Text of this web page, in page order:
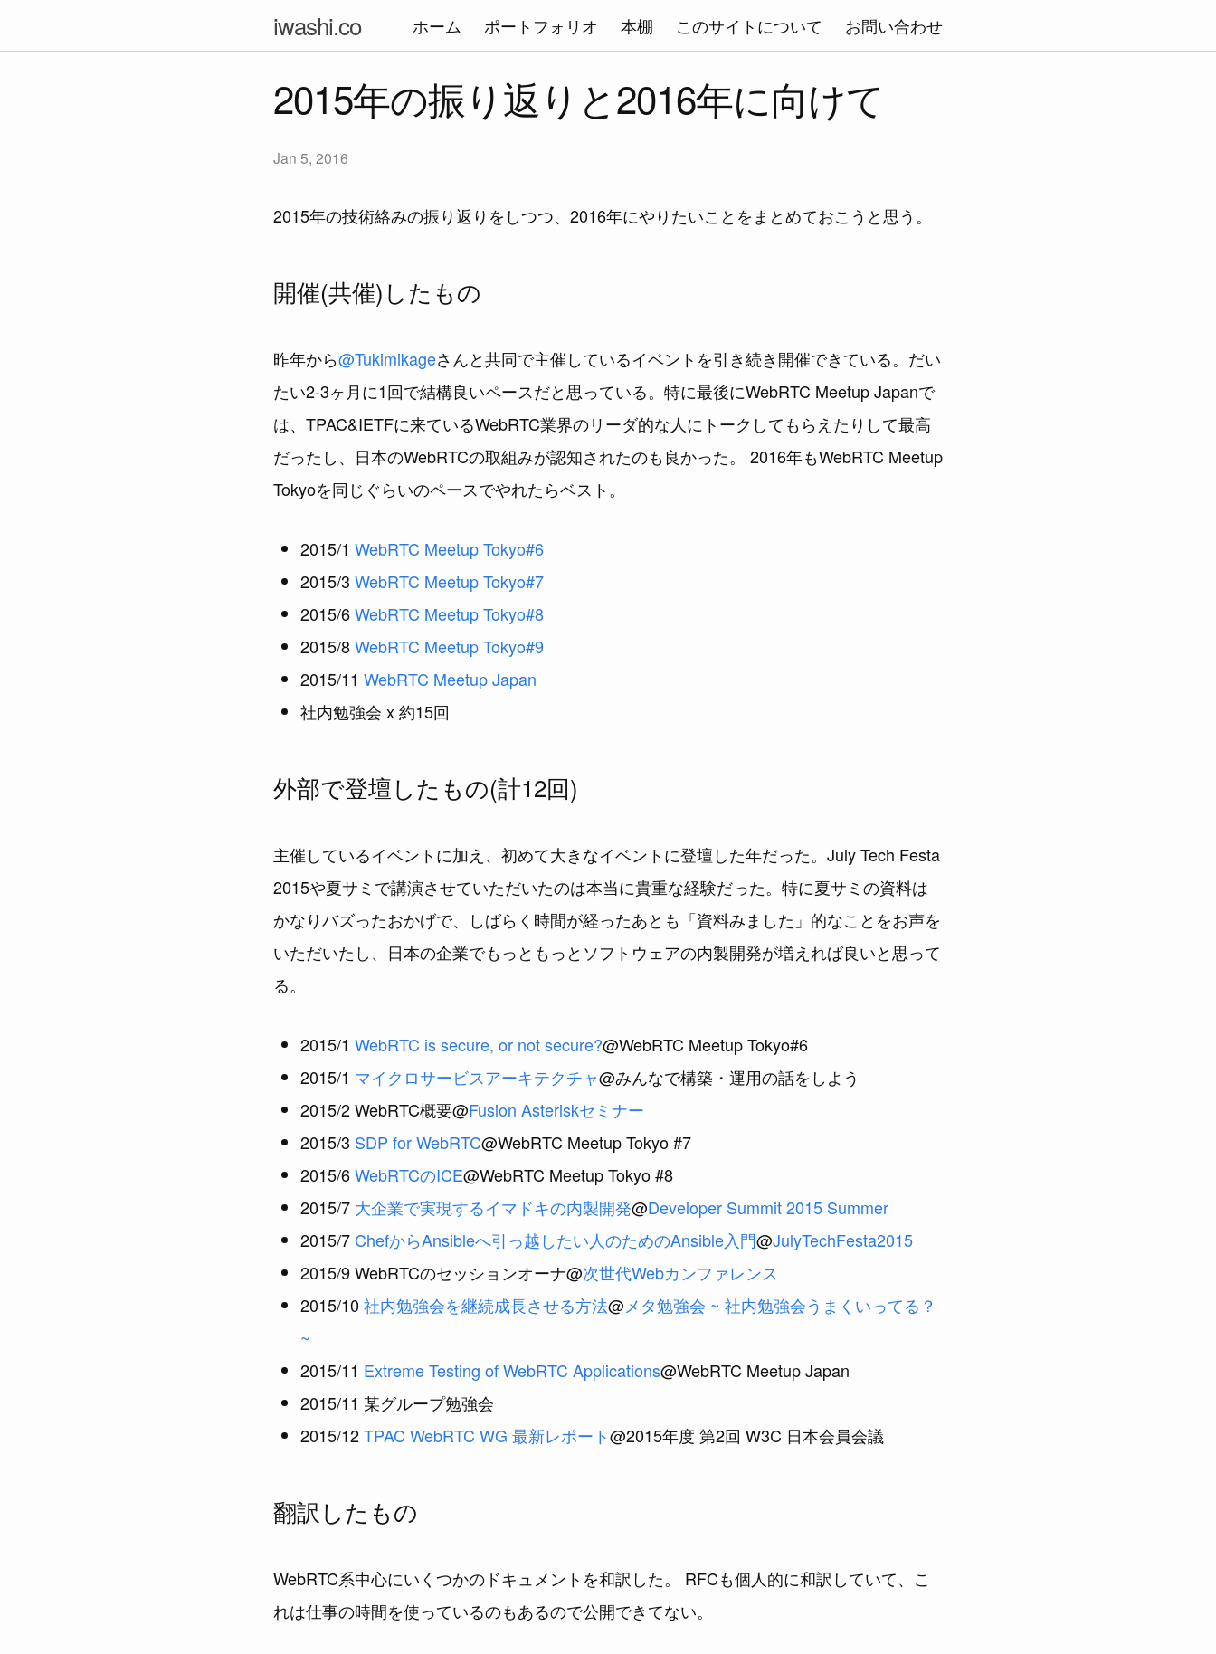
iwashi.co ホーム ポートフォリオ 本棚 このサイトについて お問い合わせ
2015年の振り返りと2016年に向けて
Jan 5, 2016
2015年の技術絡みの振り返りをしつつ、2016年にやりたいことをまとめておこうと思う。
開催(共催)したもの
昨年から@Tukimikageさんと共同で主催しているイベントを引き続き開催できている。だい
たい2-3ヶ月に1回で結構良いペースだと思っている。特に最後にWebRTC Meetup Japanで
は、TPAC&IETFに来ているWebRTC業界のリーダ的な人にトークしてもらえたりして最高
だったし、日本のWebRTCの取組みが認知されたのも良かった。 2016年もWebRTC Meetup
Tokyoを同じぐらいのペースでやれたらベスト。
2015/1 WebRTC Meetup Tokyo#6
2015/3 WebRTC Meetup Tokyo#7
2015/6WebRTC Meetup Tokyo#8
2015/8WebRTC Meetup Tokyo#9
2015/11 WebRTC Meetup Japan
社内勉強会 x 約15回
外部で登壇したもの(計12回)
主催しているイベントに加え、初めて大きなイベントに登壇した年だった。July Tech Festa
2015や夏サミで講演させていただいたのは本当に貴重な経験だった。特に夏サミの資料は
かなりバズったおかげで、しばらく時間が経ったあとも「資料みました」的なことをお声を
いただいたし、日本の企業でもっともっとソフトウェアの内製開発が増えれば良いと思って
る。
2015/1 WebRTC is secure, or not secure?@WebRTC Meetup Tokyo#6
2015/1 マイクロサービスアーキテクチャ@みんなで構築・運用の話をしよう
2015/2 WebRTC概要@Fusion Asteriskセミナー
2015/3 SDP for WebRTC@WebRTC Meetup Tokyo #7
2015/6WebRTCのICE@WebRTC Meetup Tokyo #8
2015/7 ⼤企業で実現するイマドキの内製開発@Developer Summit 2015 Summer
2015/7 ChefからAnsibleへ引っ越したい人のためのAnsible入門@JulyTechFesta2015
2015/9 WebRTCのセッションオーナ@次世代Webカンファレンス
2015/10社内勉強会を継続成長させる方法@メタ勉強会 ~ 社内勉強会うまくいってる？
~
2015/11 Extreme Testing of WebRTC Applications@WebRTC Meetup Japan
2015/11 某グループ勉強会
2015/12TPAC WebRTC WG 最新レポート@2015年度 第2回 W3C 日本会員会議
翻訳したもの
WebRTC系中心にいくつかのドキュメントを和訳した。 RFCも個人的に和訳していて、こ
れは仕事の時間を使っているのもあるので公開できてない。